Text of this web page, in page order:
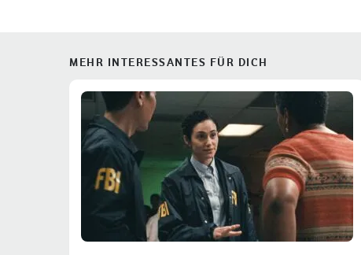
MEHR INTERESSANTES FÜR DICH